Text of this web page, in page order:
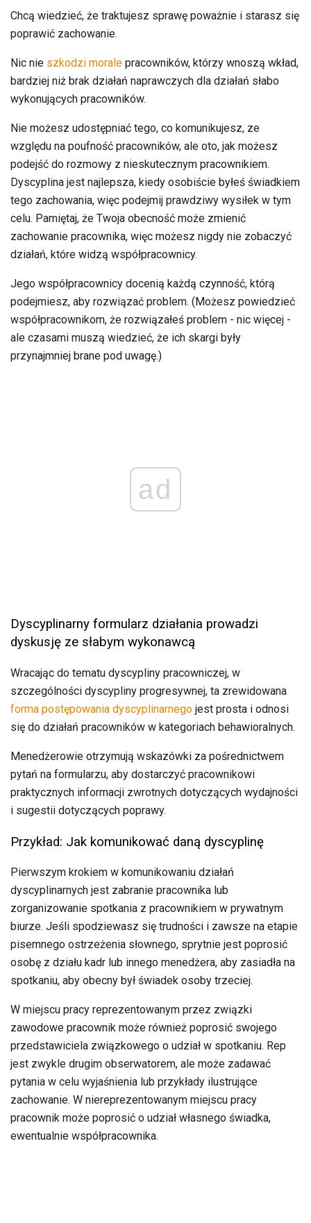
Chcą wiedzieć, że traktujesz sprawę poważnie i starasz się
poprawić zachowanie.
Nic nie szkodzi morale pracowników, którzy wnoszą wkład,
bardziej niż brak działań naprawczych dla działań słabo
wykonujących pracowników.
Nie możesz udostępniać tego, co komunikujesz, ze
względu na poufność pracowników, ale oto, jak możesz
podejść do rozmowy z nieskutecznym pracownikiem.
Dyscyplina jest najlepsza, kiedy osobiście byłeś świadkiem
tego zachowania, więc podejmij prawdziwy wysiłek w tym
celu. Pamiętaj, że Twoja obecność może zmienić
zachowanie pracownika, więc możesz nigdy nie zobaczyć
działań, które widzą współpracownicy.
Jego współpracownicy docenią każdą czynność, którą
podejmiesz, aby rozwiązać problem. (Możesz powiedzieć
współpracownikom, że rozwiązałeś problem - nic więcej -
ale czasami muszą wiedzieć, że ich skargi były
przynajmniej brane pod uwagę.)
ad
Dyscyplinarny formularz działania prowadzi
dyskusję ze słabym wykonawcą
Wracając do tematu dyscypliny pracowniczej, w
szczególności dyscypliny progresywnej, ta zrewidowana
forma postępowania dyscyplinarnego jest prosta i odnosi
się do działań pracowników w kategoriach behawioralnych.
Menedżerowie otrzymują wskazówki za pośrednictwem
pytań na formularzu, aby dostarczyć pracownikowi
praktycznych informacji zwrotnych dotyczących wydajności
i sugestii dotyczących poprawy.
Przykład: Jak komunikować daną dyscyplinę
Pierwszym krokiem w komunikowaniu działań
dyscyplinarnych jest zabranie pracownika lub
zorganizowanie spotkania z pracownikiem w prywatnym
biurze. Jeśli spodziewasz się trudności i zawsze na etapie
pisemnego ostrzeżenia słownego, sprytnie jest poprosić
osobę z działu kadr lub innego menedżera, aby zasiadła na
spotkaniu, aby obecny był świadek osoby trzeciej.
W miejscu pracy reprezentowanym przez związki
zawodowe pracownik może również poprosić swojego
przedstawiciela związkowego o udział w spotkaniu. Rep
jest zwykle drugim obserwatorem, ale może zadawać
pytania w celu wyjaśnienia lub przykłady ilustrujące
zachowanie. W niereprezentowanym miejscu pracy
pracownik może poprosić o udział własnego świadka,
ewentualnie współpracownika.